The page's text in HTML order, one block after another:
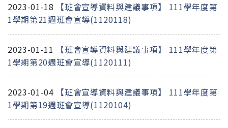
2023-01-18
【班會宣導資料與建議事項】 111學年度第
1學期第21週班會宣導(1120118)
2023-01-11
【班會宣導資料與建議事項】 111學年度第
1學期第20週班會宣導(1120111)
2023-01-04
【班會宣導資料與建議事項】 111學年度第
1學期第19週班會宣導(1120104)